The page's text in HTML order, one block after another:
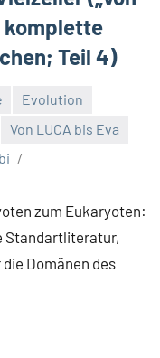
komplette
Teil 4)
Evolution
Von LUCA bis Eva
zum Eukaryoten:
Standartliteratur,
Domänen des